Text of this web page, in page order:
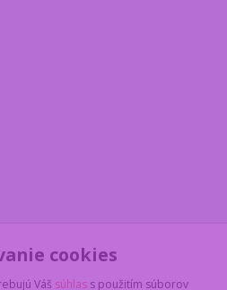
cookies
Váš súhlas s použitím súborov